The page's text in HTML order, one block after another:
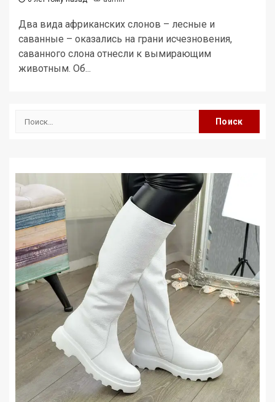
Два вида африканских слонов – лесные и
саванные – оказались на грани исчезновения,
саванного слона отнесли к вымирающим
животным. Об...
Найти: